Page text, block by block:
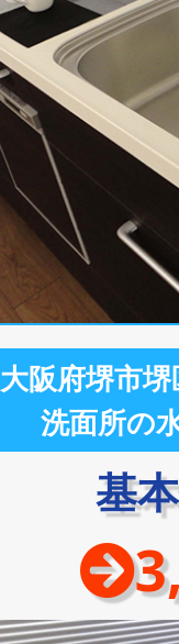
大阪府堺市
洗面所の
基